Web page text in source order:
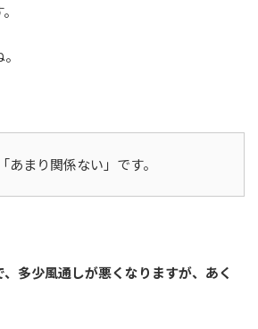
あまり関係ない」です。
多少風通しが悪くなりますが、あく